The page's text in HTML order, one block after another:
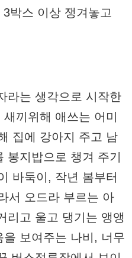
박스 이상 쟁겨놓고
라는 생각으로 시작한
끼위해 애쓰는 어미
집에 강아지 주고 남
봉지밥으로 챙겨 주기
바둑이, 작년 봄부터
서 오드라 부르는 아
리고 울고 댕기는 앵앵
보여주는 나비, 너무